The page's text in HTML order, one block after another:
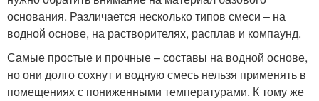
основания. Различается несколько типов смеси – на
водной основе, на растворителях, расплав и компаунд.
Самые простые и прочные – составы на водной основе,
но они долго сохнут и водную смесь нельзя применять в
помещениях с пониженными температурами. К тому же